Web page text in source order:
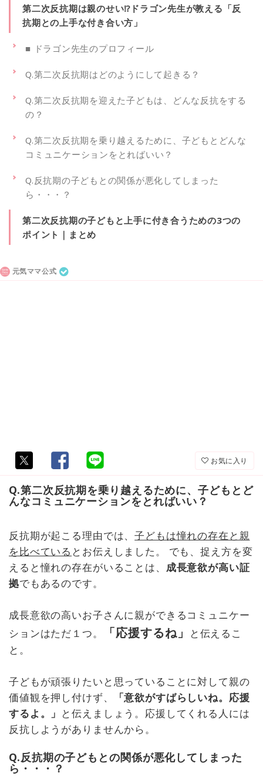
第二次反抗期は親のせい⁉ドラゴン先生が教える「反
抗期との上手な付き合い方」
■ ドラゴン先生のプロフィール
Q.第二次反抗期はどのようにして起きる？
Q.第二次反抗期を迎えた子どもは、どんな反抗をする
の？
Q.第二次反抗期を乗り越えるために、子どもとどんな
コミュニケーションをとればいい？
Q.反抗期の子どもとの関係が悪化してしまった
ら・・・？
第二次反抗期の子どもと上手に付き合うための3つの
ポイント｜まとめ
元気ママ公式
お気に入り
Q.第二次反抗期を乗り越えるために、子どもとど
んなコミュニケーションをとればいい？
反抗期が起こる理由では、子どもは憧れの存在と親
を比べている とお伝えしました。 でも、捉え方を変
えると憧れの存在がいることは、 成長意欲が高い証
拠でもあるのです。
成長意欲の高いお子さんに親ができるコミュニケー
ションはただ１つ。
「応援するね」
と伝えるこ
と。
子どもが頑張りたいと思っていることに対して親の
価値観を押し付けず、
「意欲がすばらしいね。応援
するよ。」 と伝えましょう。応援してくれる人には
反抗しようがありませんから。
Q.反抗期の子どもとの関係が悪化してしまった
ら・・・？